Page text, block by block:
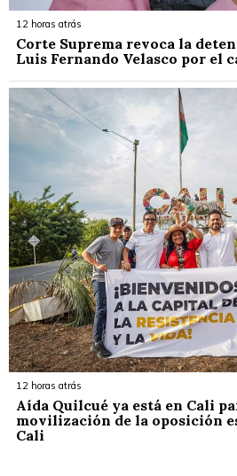
12 horas atrás
Corte Suprema revoca la
Luis Fernando Velasco por el
12 horas atrás
Aída Quilcué ya está en Cali
movilización de la oposición
Cali